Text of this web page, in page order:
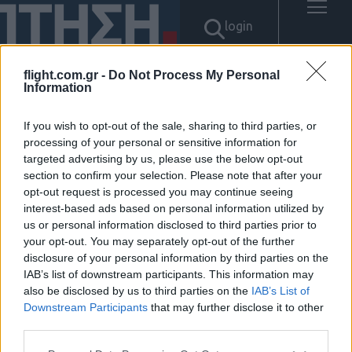
flight.com.gr - Do Not Process My Personal
Information
If you wish to opt-out of the sale, sharing to third parties, or
processing of your personal or sensitive information for
targeted advertising by us, please use the below opt-out
section to confirm your selection. Please note that after your
opt-out request is processed you may continue seeing
interest-based ads based on personal information utilized by
us or personal information disclosed to third parties prior to
your opt-out. You may separately opt-out of the further
disclosure of your personal information by third parties on the
IAB’s list of downstream participants. This information may
also be disclosed by us to third parties on the IAB’s List of
Downstream Participants that may further disclose it to other
login
Αποτελέσματα για: "텔레
@CASHFILTER365ǃ⨳아프리카
tv돈현금화잡코인판매"
Δεν βρέθηκαν αποτελέσματα.
ΠΟΛΙΤΙΚΗ ΑΠΟΡΡΗΤΟΥ
ΑΓΟΡΑΣΤΕ ΤΑ ΤΕΥΧΗ ΜΑΣ